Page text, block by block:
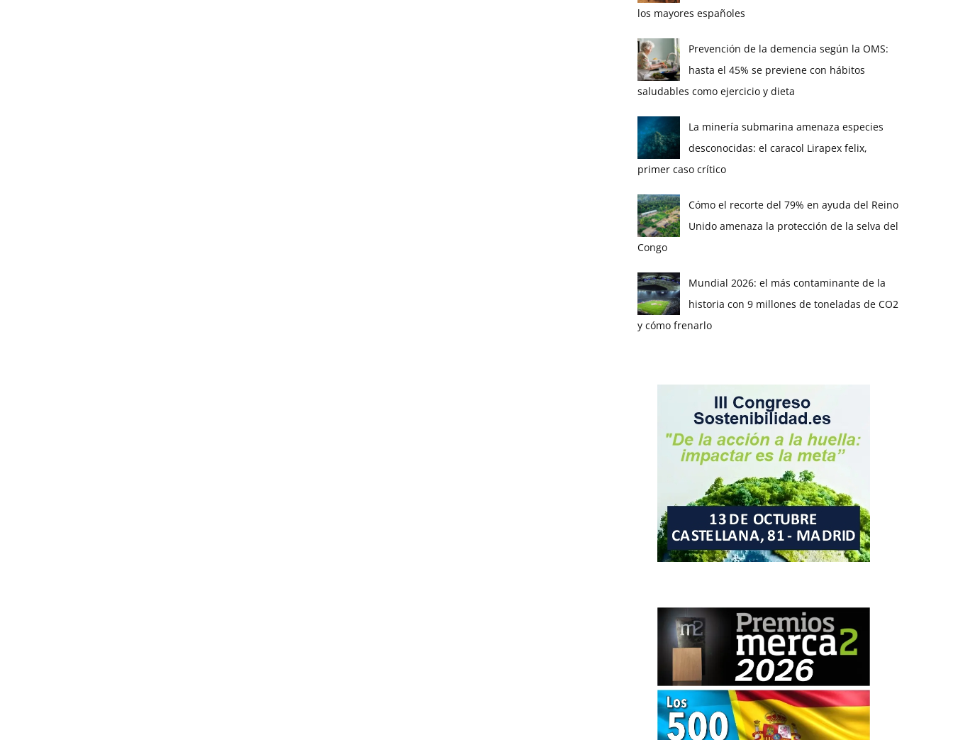
los mayores españoles
Prevención de la demencia según la OMS:
hasta el 45% se previene con hábitos
saludables como ejercicio y dieta
La minería submarina amenaza especies
desconocidas: el caracol Lirapex felix,
primer caso crítico
Cómo el recorte del 79% en ayuda del Reino
Unido amenaza la protección de la selva del
Congo
Mundial 2026: el más contaminante de la
historia con 9 millones de toneladas de CO2
y cómo frenarlo